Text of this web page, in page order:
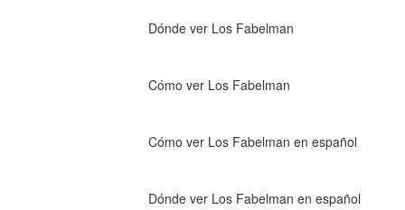
Dónde ver Los Fabelman
Cómo ver Los Fabelman
Cómo ver Los Fabelman en español
Dónde ver Los Fabelman en español